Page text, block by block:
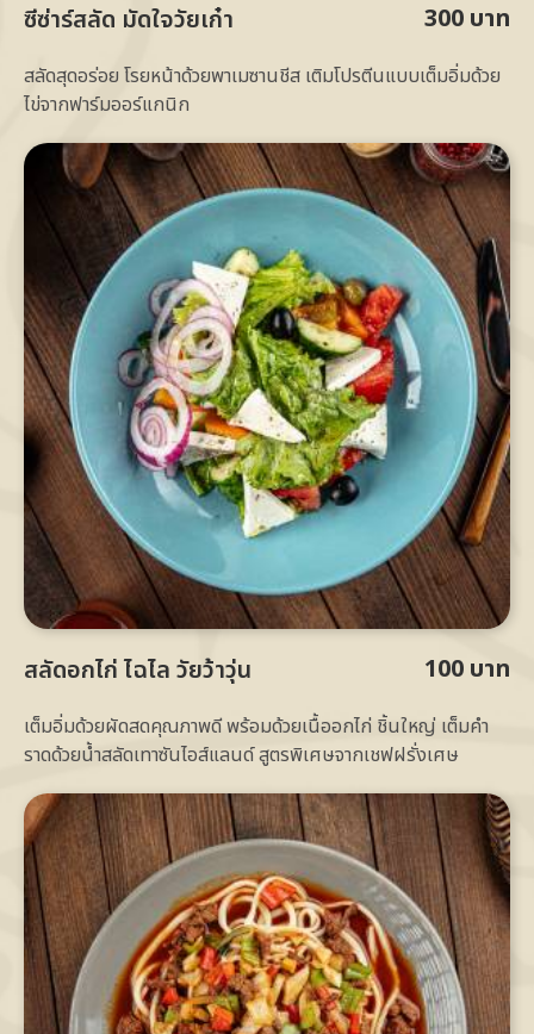
ซีซ่าร์สลัด มัดใจวัยเก๋า 300 บาท
สลัดสุดอร่อย โรยหน้าด้วยพาเมซานชีส เติมโปรตีนแบบเต็มอิ่มด้วย
ไข่จากฟาร์มออร์แกนิก
สลัดอกไก่ ไฉไล วัยว้าวุ่น 100 บาท
เต็มอิ่มด้วยผัดสดคุณภาพดี พร้อมด้วยเนื้ออกไก่ ชิ้นใหญ่ เต็มคำ
ราดด้วยน้ำสลัดเทาซันไอส์แลนด์ สูตรพิเศษจากเชฟฝรั่งเศษ